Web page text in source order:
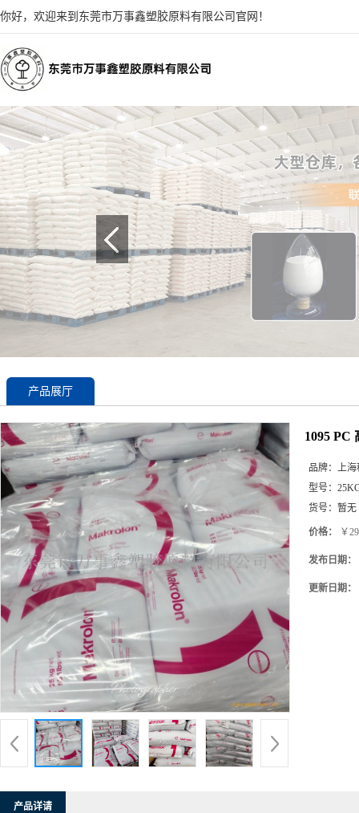
你好，欢迎来到东莞市万事鑫塑胶原料有限公司官网！
产品展厅
1095 PC
品牌：
上
型号：
货号： 暂无
价格： ￥
发布日期：
更新日期：
产品详请